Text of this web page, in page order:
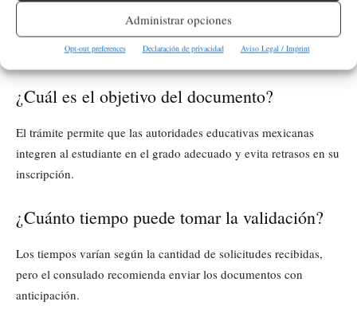
Administrar opciones
Opt-out preferences Declaración de privacidad Aviso Legal / Imprint
la
en su portal institucional
(
Secretaría de Relaciones Exteriores).
¿Cuál es el objetivo del documento?
El trámite permite que las autoridades educativas mexicanas
integren al estudiante en el grado adecuado y evita retrasos en su
inscripción.
¿Cuánto tiempo puede tomar la validación?
Los tiempos varían según la cantidad de solicitudes recibidas,
pero el consulado recomienda enviar los documentos con
anticipación.